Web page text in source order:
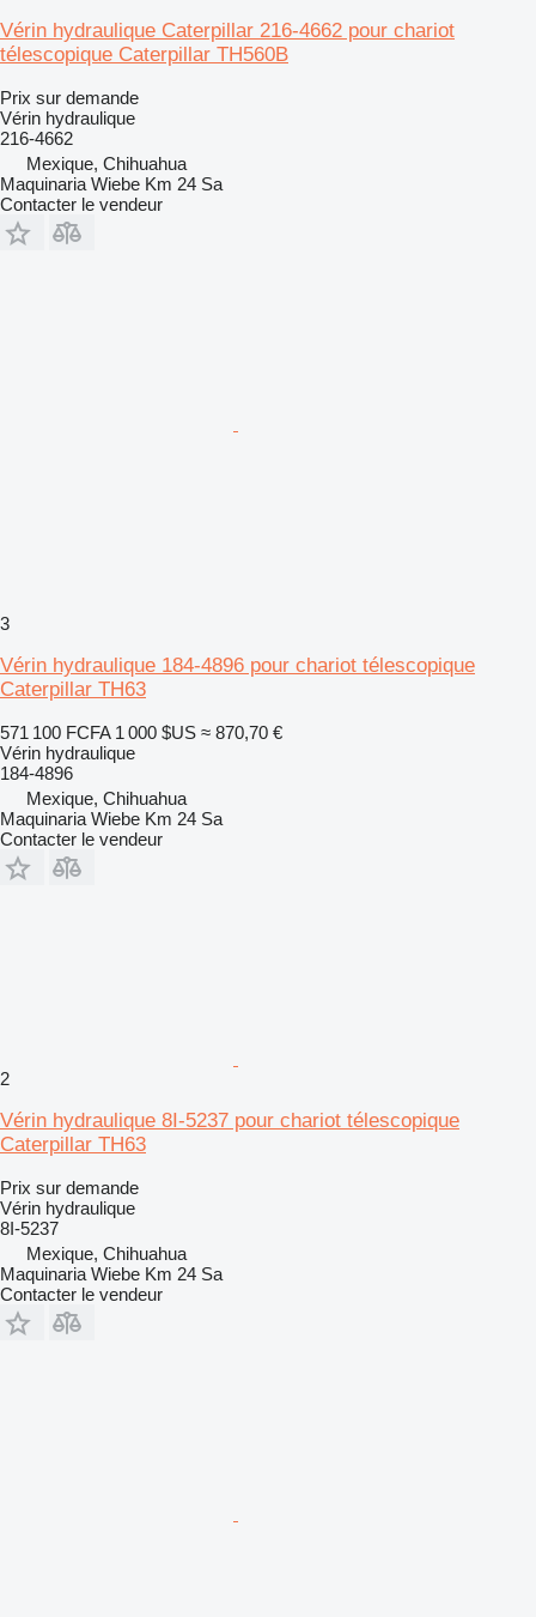
Vérin hydraulique Caterpillar 216-4662 pour chariot
télescopique Caterpillar TH560B
Prix sur demande
Vérin hydraulique
216-4662
Mexique, Chihuahua
Maquinaria Wiebe Km 24 Sa
Contacter le vendeur
3
Vérin hydraulique 184-4896 pour chariot télescopique
Caterpillar TH63
571 100 FCFA 1 000 $US ≈ 870,70 €
Vérin hydraulique
184-4896
Mexique, Chihuahua
Maquinaria Wiebe Km 24 Sa
Contacter le vendeur
2
Vérin hydraulique 8I-5237 pour chariot télescopique
Caterpillar TH63
Prix sur demande
Vérin hydraulique
8I-5237
Mexique, Chihuahua
Maquinaria Wiebe Km 24 Sa
Contacter le vendeur